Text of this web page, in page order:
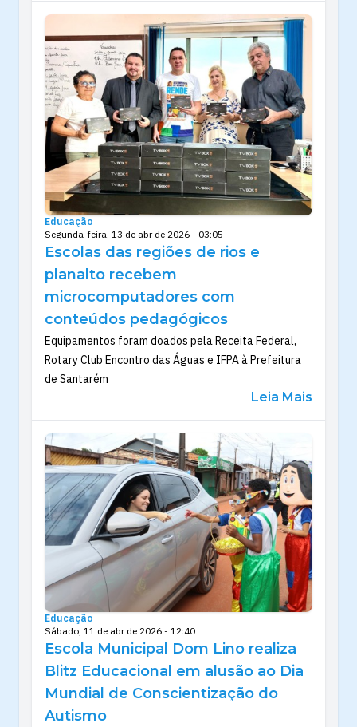
Educação
Segunda-feira, 13 de abr de 2026 - 03:05
Escolas das regiões de rios e
planalto recebem
microcomputadores com
conteúdos pedagógicos
Equipamentos foram doados pela Receita Federal,
Rotary Club Encontro das Águas e IFPA à Prefeitura
de Santarém
Leia Mais
Educação
Sábado, 11 de abr de 2026 - 12:40
Escola Municipal Dom Lino realiza
Blitz Educacional em alusão ao Dia
Mundial de Conscientização do
Autismo